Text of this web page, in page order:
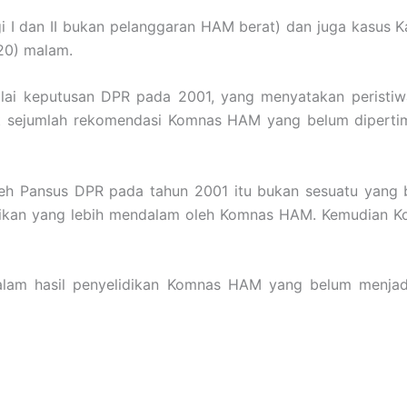
dan II bukan pelanggaran HAM berat) dan juga kasus
malam.
keputusan DPR pada 2001, yang menyatakan
rekomendasi Komnas HAM yang belum
Pansus DPR pada tahun 2001 itu bukan sesuatu
yang lebih mendalam oleh Komnas HAM. Kemudian
hasil penyelidikan Komnas HAM yang belum